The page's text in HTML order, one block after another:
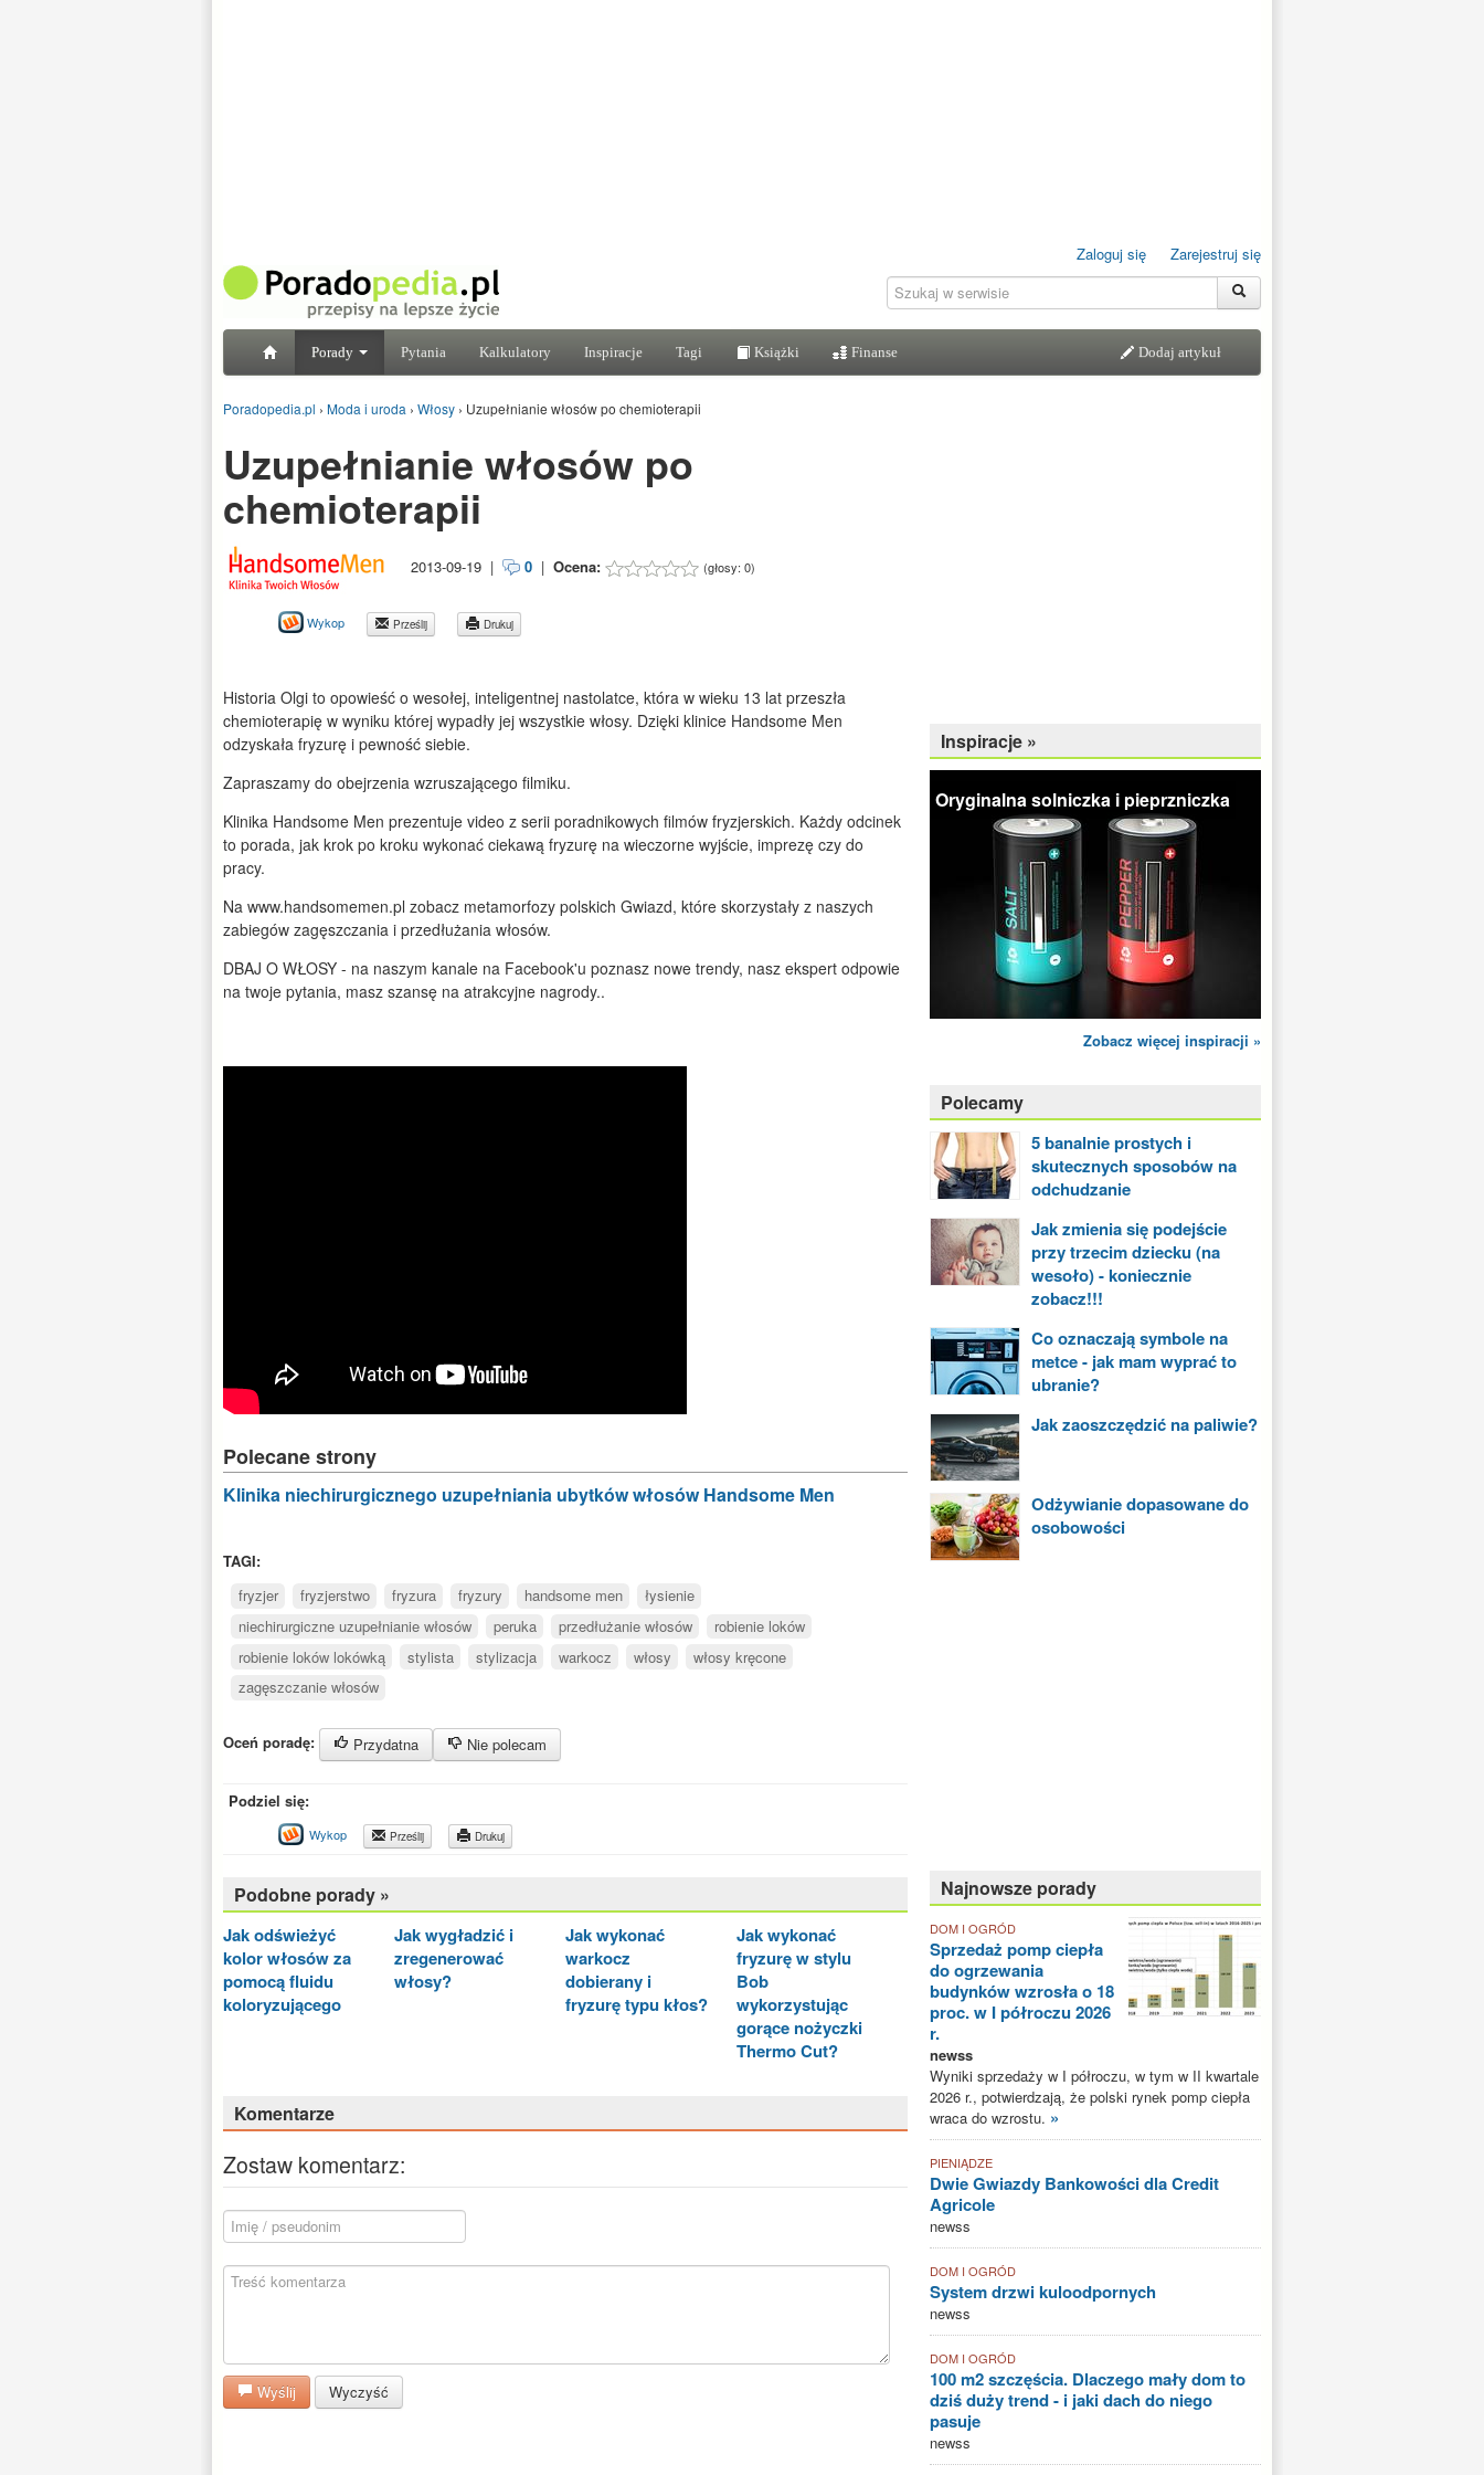
Zaloguj się Zarejestruj się
Porady Pytania Kalkulatory Inspiracje Tagi Książki Finanse Dodaj artykuł
Poradopedia.pl › Moda i uroda › Włosy › Uzupełnianie włosów po chemioterapii
Uzupełnianie włosów po
chemioterapii
2013-09-19 | 0 | Ocena: (głosy: 0)
Wykop Prześlij Drukuj
Historia Olgi to opowieść o wesołej, inteligentnej nastolatce, która w wieku 13 lat przeszła
chemioterapię w wyniku której wypadły jej wszystkie włosy. Dzięki klinice Handsome Men
odzyskała fryzurę i pewność siebie.
Zapraszamy do obejrzenia wzruszającego filmiku.
Klinika Handsome Men prezentuje video z serii poradnikowych filmów fryzjerskich. Każdy odcinek
to porada, jak krok po kroku wykonać ciekawą fryzurę na wieczorne wyjście, imprezę czy do
pracy.
Na www.handsomemen.pl zobacz metamorfozy polskich Gwiazd, które skorzystały z naszych
zabiegów zagęszczania i przedłużania włosów.
DBAJ O WŁOSY - na naszym kanale na Facebook'u poznasz nowe trendy, nasz ekspert odpowie
na twoje pytania, masz szansę na atrakcyjne nagrody..
Polecane strony
Klinika niechirurgicznego uzupełniania ubytków włosów Handsome Men
TAGI:
fryzjer
fryzjerstwo fryzura fryzury handsome men
łysienie
niechirurgiczne uzupełnianie włosów
peruka przedłużanie włosów
robienie loków
robienie loków lokówką
stylista stylizacja warkocz włosy
włosy kręcone
zagęszczanie włosów
Oceń poradę: Przydatna Nie polecam
Podziel się:
Wykop Prześlij Drukuj
Podobne porady »
Jak odświeżyć
kolor włosów za
pomocą fluidu
koloryzującego
Jak wygładzić i
zregenerować
włosy?
Jak wykonać
warkocz
dobierany i
fryzurę typu kłos?
Jak wykonać
fryzurę w stylu
Bob
wykorzystując
gorące nożyczki
Thermo Cut?
Komentarze
Zostaw komentarz:
Wyślij Wyczyść
Inspiracje »
Oryginalna solniczka i pieprzniczka
Zobacz więcej inspiracji »
Polecamy
5 banalnie prostych i
skutecznych sposobów na
odchudzanie
Jak zmienia się podejście
przy trzecim dziecku (na
wesoło) - koniecznie
zobacz!!!
Co oznaczają symbole na
metce - jak mam wyprać to
ubranie?
Jak zaoszczędzić na paliwie?
Odżywianie dopasowane do
osobowości
Najnowsze porady
DOM I OGRÓD
Sprzedaż pomp ciepła
do ogrzewania
budynków wzrosła o 18
proc. w I półroczu 2026
r.
newss
Wyniki sprzedaży w I półroczu, w tym w II kwartale
2026 r., potwierdzają, że polski rynek pomp ciepła
wraca do wzrostu. »
PIENIĄDZE
Dwie Gwiazdy Bankowości dla Credit
Agricole
newss
DOM I OGRÓD
System drzwi kuloodpornych
newss
DOM I OGRÓD
100 m2 szczęścia. Dlaczego mały dom to
dziś duży trend - i jaki dach do niego
pasuje
newss